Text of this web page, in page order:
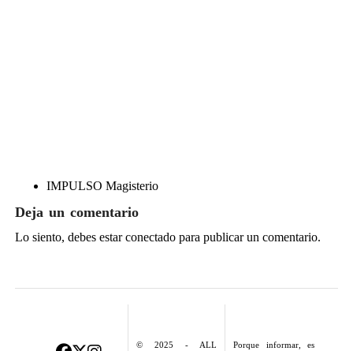
IMPULSO Magisterio
Deja un comentario
Lo siento, debes estarconectadopara publicar un comentario.
© 2025 - ALL
Porque informar, es